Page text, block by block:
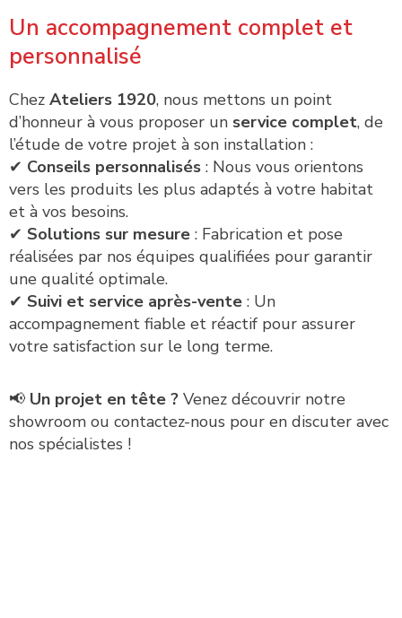
Un accompagnement complet et
personnalisé
Chez Ateliers 1920, nous mettons un point
d’honneur à vous proposer un service complet, de
l’étude de votre projet à son installation :
✔ Conseils personnalisés : Nous vous orientons
vers les produits les plus adaptés à votre habitat
et à vos besoins.
✔ Solutions sur mesure : Fabrication et pose
réalisées par nos équipes qualifiées pour garantir
une qualité optimale.
✔ Suivi et service après-vente : Un
accompagnement fiable et réactif pour assurer
votre satisfaction sur le long terme.
📢 Un projet en tête ? Venez découvrir notre
showroom ou contactez-nous pour en discuter avec
nos spécialistes !